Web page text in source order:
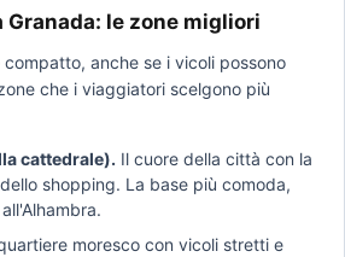
Granada: le zone migliori
anche se i vicoli possono
che i viaggiatori scelgono più
cattedrale). Il cuore della città con la
shopping. La base più comoda,
moresco con vicoli stretti e